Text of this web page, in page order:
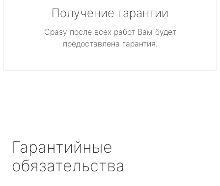
Получение гарантии
Сразу после всех работ Вам будет
предоставлена гарантия.
Гарантийные
обязательства